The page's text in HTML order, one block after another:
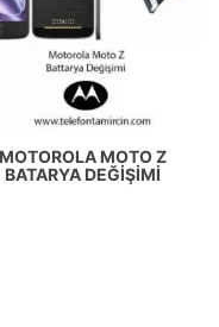
MOTOROLA MOTO Z
BATARYA DEĞIŞIMI